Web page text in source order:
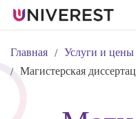
Главная / Услуги и цены
/ Магистерская